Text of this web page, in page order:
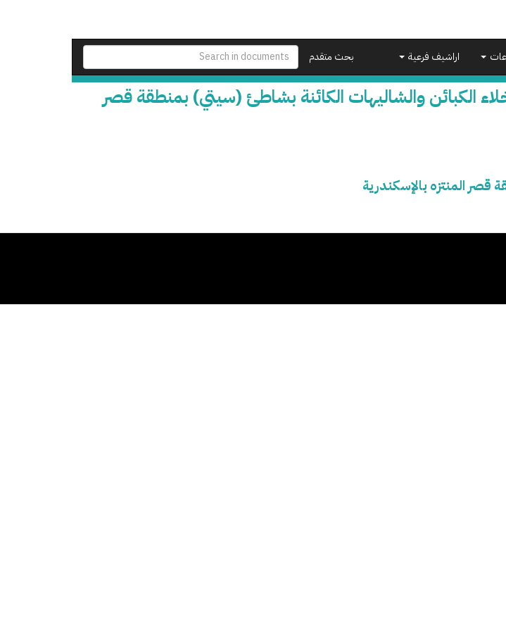
بحث متقدم اراشيف فرعية
الكبائن والشاليهات الكائنة بشاطئ (سيتي) بمنطقة قصر
المنتزه بالإسكندرية